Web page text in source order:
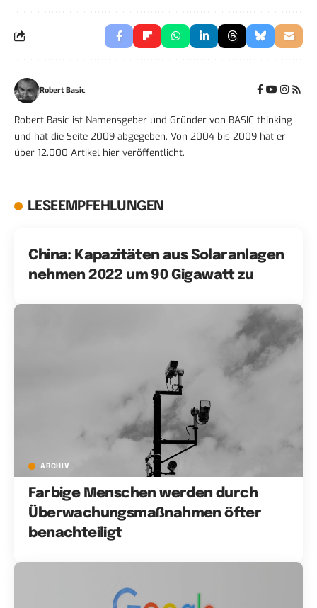
Robert Basic
Robert Basic ist Namensgeber und Gründer von BASIC thinking
und hat die Seite 2009 abgegeben. Von 2004 bis 2009 hat er
über 12.000 Artikel hier veröffentlicht.
LESEEMPFEHLUNGEN
China: Kapazitäten aus Solaranlagen
nehmen 2022 um 90 Gigawatt zu
ARCHIV
Farbige Menschen werden durch
Überwachungsmaßnahmen öfter
benachteiligt